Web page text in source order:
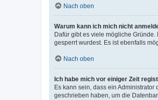
Nach oben
Warum kann ich mich nicht
Dafür gibt es viele mögliche
gesperrt wurdest. Es ist ebenfalls
Nach oben
Ich habe mich vor einiger Zeit
Es kann sein, dass ein
geschrieben haben, um die